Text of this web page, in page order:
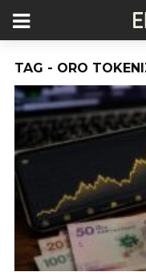
TAG - ORO